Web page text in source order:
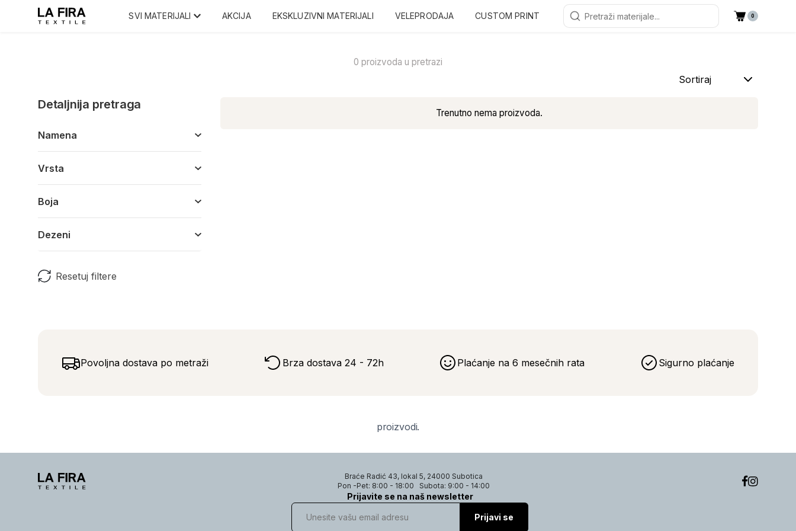
SVI MATERIJALI AKCIJA EKSKLUZIVNI MATERIJALI VELEPRODAJA CUSTOM PRINT 0
0 proizvoda u pretrazi
Sortiraj
Detaljnija pretraga
Namena
Vrsta
Boja
Dezeni
Resetuj filtere
Trenutno nema proizvoda.
Povoljna dostava po metraži Brza dostava 24 - 72h Plaćanje na 6 mesečnih rata Sigurno plaćanje
proizvodi.
Braće Radić 43, lokal 5, 24000 Subotica
Pon -Pet: 8:00 - 18:00
Subota: 9:00 - 14:00
Prijavite se na naš newsletter
Prijavi se